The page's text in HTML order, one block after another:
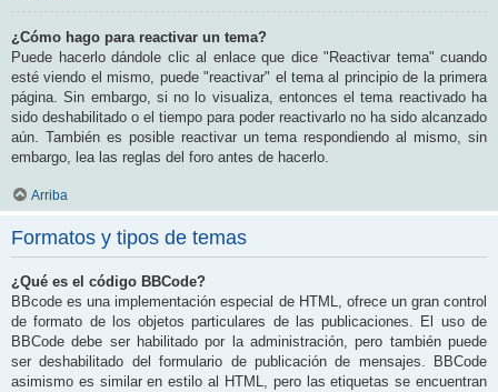
¿Cómo hago para reactivar un tema?
Puede hacerlo dándole clic al enlace que dice "Reactivar tema" cuando
esté viendo el mismo, puede "reactivar" el tema al principio de la primera
página. Sin embargo, si no lo visualiza, entonces el tema reactivado ha
sido deshabilitado o el tiempo para poder reactivarlo no ha sido alcanzado
aún. También es posible reactivar un tema respondiendo al mismo, sin
embargo, lea las reglas del foro antes de hacerlo.
Arriba
Formatos y tipos de temas
¿Qué es el código BBCode?
BBcode es una implementación especial de HTML, ofrece un gran control
de formato de los objetos particulares de las publicaciones. El uso de
BBCode debe ser habilitado por la administración, pero también puede
ser deshabilitado del formulario de publicación de mensajes. BBCode
asimismo es similar en estilo al HTML, pero las etiquetas se encuentran